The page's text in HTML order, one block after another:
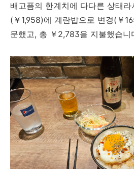
배고픔의 한계치에 다다른 상태
(￥1,958)에 계란밥으로 변경(￥
문했고, 총 ￥2,783을 지불했습니